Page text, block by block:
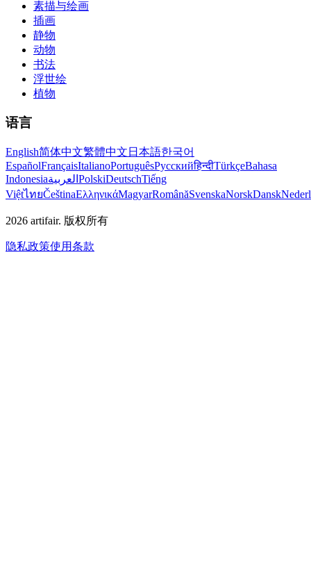
素描与绘画
插画
静物
动物
书法
浮世绘
植物
语言
English简体中文繁體中文 日本語한국어
EspañolFrançaisItalianoPortuguêsРусскийहिन्दीTürkçeBahasa
Indonesiaالعربية PolskiDeutschTiếng
ViệtไทยČeštinaΕλληνικάMagyarRomânăSvenskaNorskDansk
2026 artifair. 版权所有
隐私政策使用条款